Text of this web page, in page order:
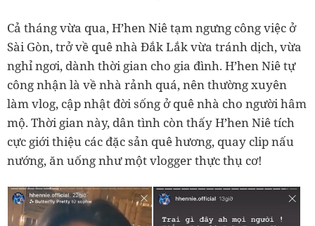
Cả tháng vừa qua, H’hen Niê tạm ngưng công việc ở
Sài Gòn, trở về quê nhà Đắk Lắk vừa tránh dịch, vừa
nghỉ ngơi, dành thời gian cho gia đình. H’hen Niê tự
công nhận là về nhà rảnh quá, nên thường xuyên
làm vlog, cập nhật đời sống ở quê nhà cho người hâm
mộ. Thời gian này, dân tình còn thấy H’hen Niê tích
cực giới thiệu các đặc sản quê hương, quay clip nấu
nướng, ăn uống như một vlogger thực thụ cơ!